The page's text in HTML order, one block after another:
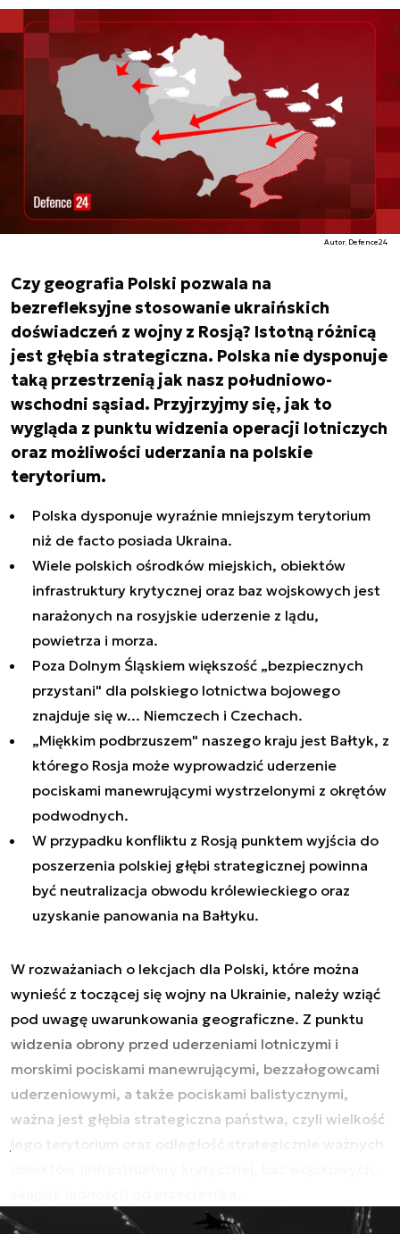
Autor. Defence24
Czy geografia Polski pozwala na
bezrefleksyjne stosowanie ukraińskich
doświadczeń z wojny z Rosją? Istotną różnicą
jest głębia strategiczna. Polska nie dysponuje
taką przestrzenią jak nasz południowo-
wschodni sąsiad. Przyjrzyjmy się, jak to
wygląda z punktu widzenia operacji lotniczych
oraz możliwości uderzania na polskie
terytorium.
Polska dysponuje wyraźnie mniejszym terytorium
niż de facto posiada Ukraina.
Wiele polskich ośrodków miejskich, obiektów
infrastruktury krytycznej oraz baz wojskowych jest
narażonych na rosyjskie uderzenie z lądu,
powietrza i morza.
Poza Dolnym Śląskiem większość „bezpiecznych
przystani" dla polskiego lotnictwa bojowego
znajduje się w... Niemczech i Czechach.
„Miękkim podbrzuszem" naszego kraju jest Bałtyk, z
którego Rosja może wyprowadzić uderzenie
pociskami manewrującymi wystrzelonymi z okrętów
podwodnych.
W przypadku konfliktu z Rosją punktem wyjścia do
poszerzenia polskiej głębi strategicznej powinna
być neutralizacja obwodu królewieckiego oraz
uzyskanie panowania na Bałtyku.
W rozważaniach o lekcjach dla Polski, które można
wynieść z toczącej się wojny na Ukrainie, należy wziąć
pod uwagę uwarunkowania geograficzne. Z punktu
widzenia obrony przed uderzeniami lotniczymi i
morskimi pociskami manewrującymi, bezzałogowcami
uderzeniowymi, a także pociskami balistycznymi,
ważna jest głębia strategiczna państwa, czyli wielkość
jego terytorium oraz odległość strategicznie ważnych